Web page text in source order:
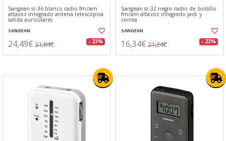
Sangean sr-36 blanco radio fm/am
altavoz integrado antena telescópica
salida auriculares
SANGEAN
24,49€ 31,84€ - 23%
Sangean sr-32 negro radio de bolsillo
fm/am altavoz integrado jack y
correa
SANGEAN
16,34€ 21,24€ - 23%